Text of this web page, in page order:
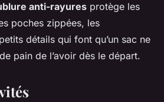
anti-rayures protège les
poches zippées, les
détails qui font qu’un sac ne
pain de l’avoir dès le départ.